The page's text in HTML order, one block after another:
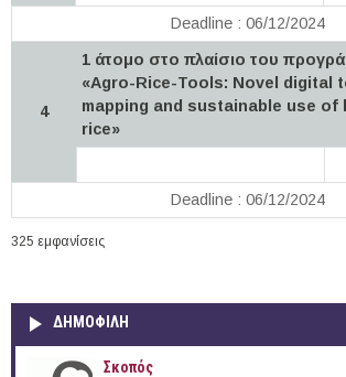
Deadline : 06/12/2024
4
1 άτομο στο πλαίσιο του
«Agro-Rice-Tools: Novel digital
mapping and sustainable use of
rice»
Deadline : 06/12/2024
325 εμφανίσεις
ΔΗΜΟΦΙΛΗ
Σκοπός